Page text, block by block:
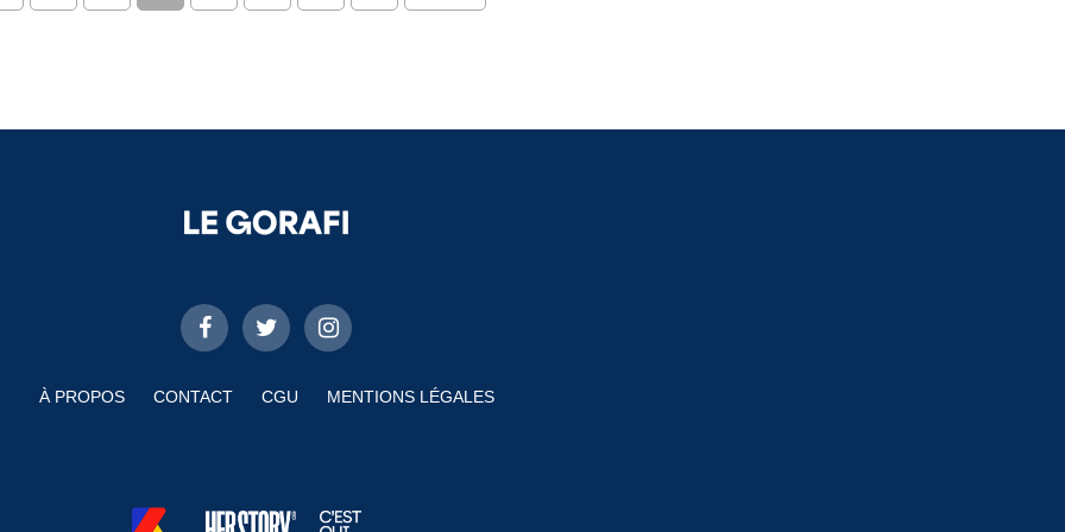
À PROPOS CONTACT CGU MENTIONS LÉGALES